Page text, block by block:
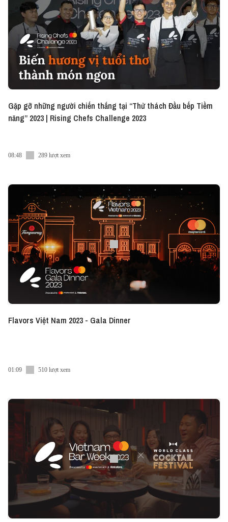
Những sự kiện đặc sắc nhất của Flavors Việt Nam
đang sắp bắt đầu, sở hữu tấm vé tham dự tại đây
nhé:https://store.vietcetera.com/
#FlavorsVN2023
Gặp gỡ những người chiến thắng tại “Thử thách Đầu bếp Tiềm
năng” 2023 | Rising Chefs Challenge 2023
08:48 289 lượt xem
Flavors Việt Nam 2023 - Gala Dinner
01:09 510 lượt xem